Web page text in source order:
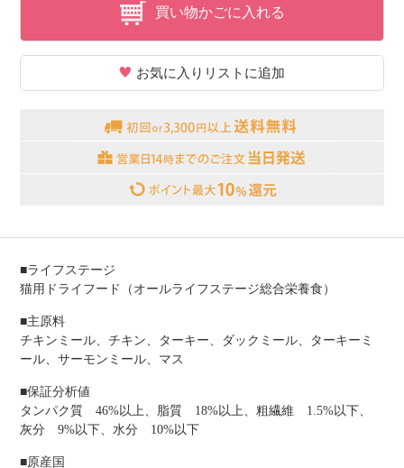
買い物かごに入れる
お気に入りリストに追加
■ライフステージ
猫用ドライフード（オールライフステージ総合栄養食）
■主原料
チキンミール、チキン、ターキー、ダックミール、ターキーミ
ール、サーモンミール、マス
■保証分析値
タンパク質 46%以上、脂質 18%以上、粗繊維 1.5%以下、
灰分 9%以下、水分 10%以下
■原産国